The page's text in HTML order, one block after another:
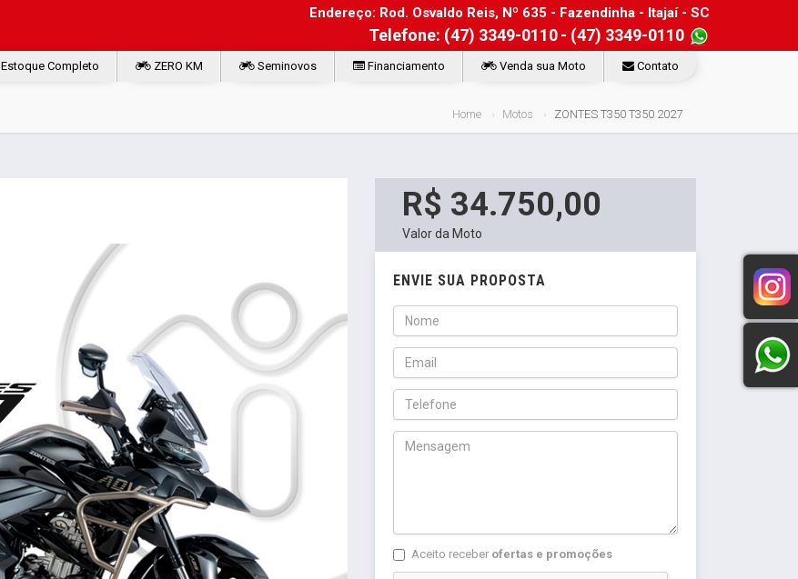
Endereço: Rod. Osvaldo Reis, Nº 635 - Fazendinha - Itajaí - SC
Telefone: (47) 3349-0110- (47) 3349-0110
Estoque Completo ZERO KM Seminovos Financiamento Venda sua Moto Contato
Home Motos ZONTES T350 T350 2027
R$ 34.750,00
Valor da Moto
ENVIE SUA PROPOSTA
Aceito receber ofertas e promoções